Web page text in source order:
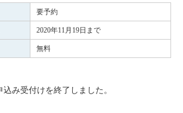
要予約
2020年11月19日まで
無料
込み受付けを終了しました。